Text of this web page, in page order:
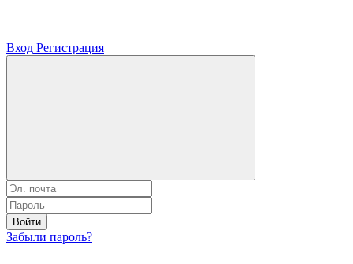
Вход Регистрация
Войти
Забыли пароль?